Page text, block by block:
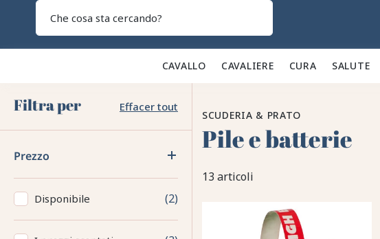
CAVALLO 🐎 CAVALIERE 👕 CURA 🪮 SALUTE ✨
Filtra per Effacer tout
Prezzo
Disponibile 2
SCUDERIA & PRATO
Pile e batterie
13 articoli